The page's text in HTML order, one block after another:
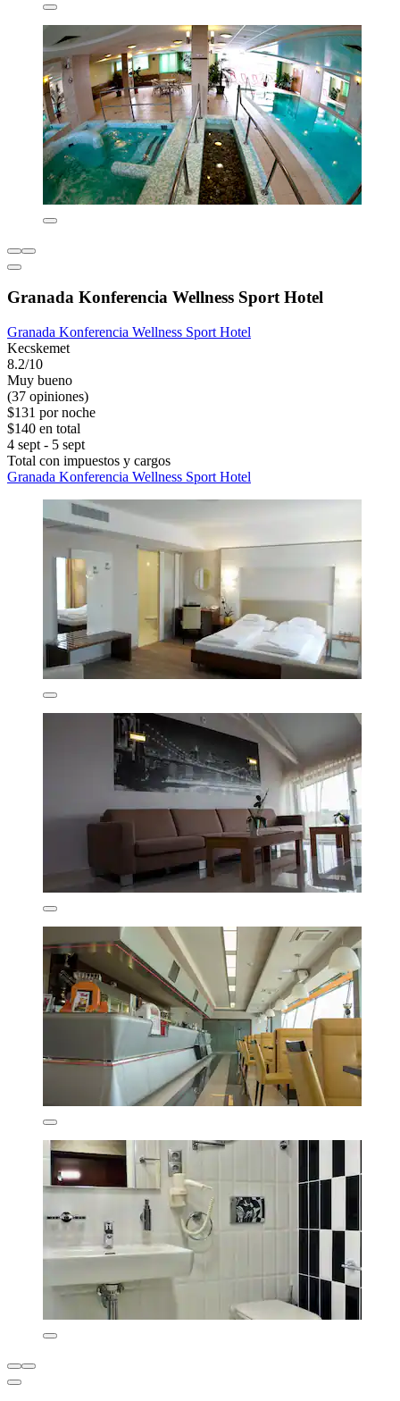
Granada Konferencia Wellness Sport Hotel
Granada Konferencia Wellness Sport Hotel
Kecskemet
8.2/10
Muy bueno
(37 opiniones)
$131 por noche
$140 en total
4 sept - 5 sept
Total con impuestos y cargos
Granada Konferencia Wellness Sport Hotel